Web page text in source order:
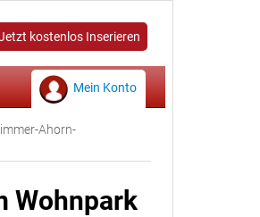
kostenlos Inserieren
Mein Konto
Ahorn-
Wohnpark